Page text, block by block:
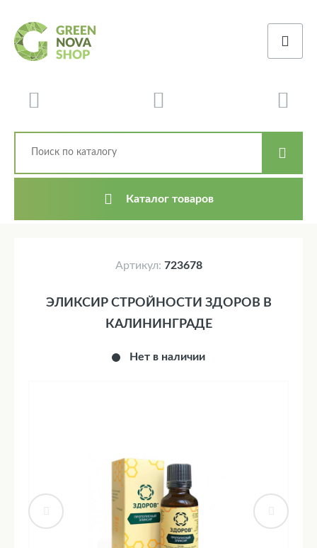
Каталог товаров
Артикул: 723678
Нет в наличии
ЭЛИКСИР СТРОЙНОСТИ ЗДОРОВ В
КАЛИНИНГРАДЕ